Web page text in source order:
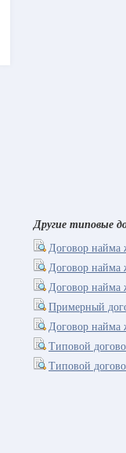
Другие типовые
Договор
Договор
Договор
Примерный
Договор найма
Типовой
Типовой